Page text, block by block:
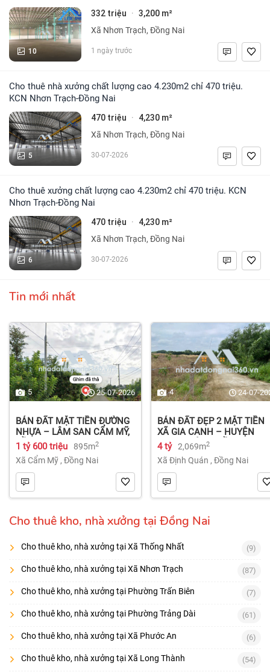
10
332 triệu · 3,200 m²
Xã Nhơn Trạch, Đồng Nai
1 ngày trước
Cho thuê nhà xưởng chất lượng cao 4.230m2 chỉ 470 triệu.
KCN Nhơn Trạch-Đồng Nai
5
470 triệu · 4,230 m²
Xã Nhơn Trạch, Đồng Nai
30-07-2026
Cho thuê xưởng chất lượng cao 4.230m2 chỉ 470 triệu. KCN
Nhơn Trạch-Đồng Nai
6
470 triệu · 4,230 m²
Xã Nhơn Trạch, Đồng Nai
30-07-2026
Tin mới nhất
5 25-07-2026
BÁN ĐẤT MẶT TIỀN ĐƯỜNG
NHỰA – LÂM SAN CẨM MỸ,
ĐỒNG NAI.
1 tỷ 600 triệu 895m2
Xã Cẩm Mỹ , Đồng Nai
4 24-07-
BÁN ĐẤT ĐẸP 2 MẶT TIỀN
XÃ GIA CANH – HUYỆN
ĐỊNH QUÁN – ĐỒNG NAI dt
2.069m² 4 tỷ
4 tỷ 2,069m2
Xã Định Quán , Đồng Nai
Cho thuê kho, nhà xưởng tại Đồng Nai
Cho thuê kho, nhà xưởng tại Xã Thống Nhất (9)
Cho thuê kho, nhà xưởng tại Xã Nhơn Trạch (87)
Cho thuê kho, nhà xưởng tại Phường Trấn Biên (7)
Cho thuê kho, nhà xưởng tại Phường Trảng Dài (61)
Cho thuê kho, nhà xưởng tại Xã Phước An (6)
Cho thuê kho, nhà xưởng tại Xã Long Thành (54)